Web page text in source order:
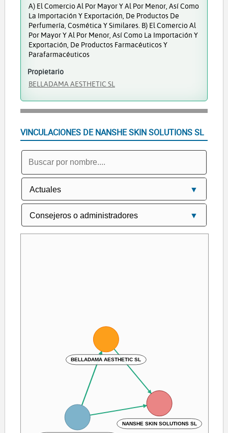
A) El Comercio Al Por Mayor Y Al Por Menor, Así Como
La Importación Y Exportación, De Productos De
Perfumería, Cosmética Y Similares. B) El Comercio Al
Por Mayor Y Al Por Menor, Así Como La Importación Y
Exportación, De Productos Farmacéuticos Y
Parafarmacéuticos
Propietario
BELLADAMA AESTHETIC SL
VINCULACIONES DE NANSHE SKIN SOLUTIONS SL
NANSHE SKIN SOLUTIONS SL
BELLADAMA AESTHETIC SL